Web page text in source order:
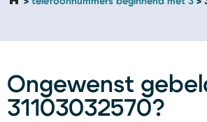
Ongewenst
31103032570?